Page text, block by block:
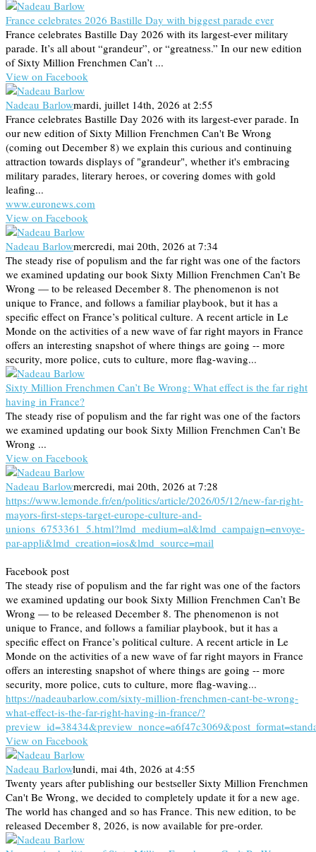
France celebrates 2026 Bastille Day with biggest parade ever
France celebrates Bastille Day 2026 with its largest-ever military
parade. It’s all about “grandeur”, or “greatness.” In our new edition
of Sixty Million Frenchmen Can’t ...
View on Facebook
Nadeau Barlowmardi, juillet 14th, 2026 at 2:55
France celebrates Bastille Day 2026 with its largest-ever parade. In
our new edition of Sixty Million Frenchmen Can't Be Wrong
(coming out December 8) we explain this curious and continuing
attraction towards displays of "grandeur", whether it's embracing
military parades, literary heroes, or covering domes with gold
leafing...
www.euronews.com
View on Facebook
Nadeau Barlowmercredi, mai 20th, 2026 at 7:34
The steady rise of populism and the far right was one of the factors
we examined updating our book Sixty Million Frenchmen Can’t Be
Wrong — to be released December 8. The phenomenon is not
unique to France, and follows a familiar playbook, but it has a
specific effect on France’s political culture. A recent article in Le
Monde on the activities of a new wave of far right mayors in France
offers an interesting snapshot of where things are going -- more
security, more police, cuts to culture, more flag-waving...
Sixty Million Frenchmen Can’t Be Wrong: What effect is the far right
having in France?
The steady rise of populism and the far right was one of the factors
we examined updating our book Sixty Million Frenchmen Can’t Be
Wrong ...
View on Facebook
Nadeau Barlowmercredi, mai 20th, 2026 at 7:28
https://www.lemonde.fr/en/politics/article/2026/05/12/new-far-right-
mayors-first-steps-target-europe-culture-and-
unions_6753361_5.html?lmd_medium=al&lmd_campaign=envoye-
par-appli&lmd_creation=ios&lmd_source=mail
Facebook post
The steady rise of populism and the far right was one of the factors
we examined updating our book Sixty Million Frenchmen Can’t Be
Wrong — to be released December 8. The phenomenon is not
unique to France, and follows a familiar playbook, but it has a
specific effect on France’s political culture. A recent article in Le
Monde on the activities of a new wave of far right mayors in France
offers an interesting snapshot of where things are going -- more
security, more police, cuts to culture, more flag-waving...
https://nadeaubarlow.com/sixty-million-frenchmen-cant-be-wrong-
what-effect-is-the-far-right-having-in-france/?
View on Facebook
Nadeau Barlowlundi, mai 4th, 2026 at 4:55
Twenty years after publishing our bestseller Sixty Million Frenchmen
Can't Be Wrong, we decided to completely update it for a new age.
The world has changed and so has France. This new edition, to be
released December 8, 2026, is now available for pre-order.